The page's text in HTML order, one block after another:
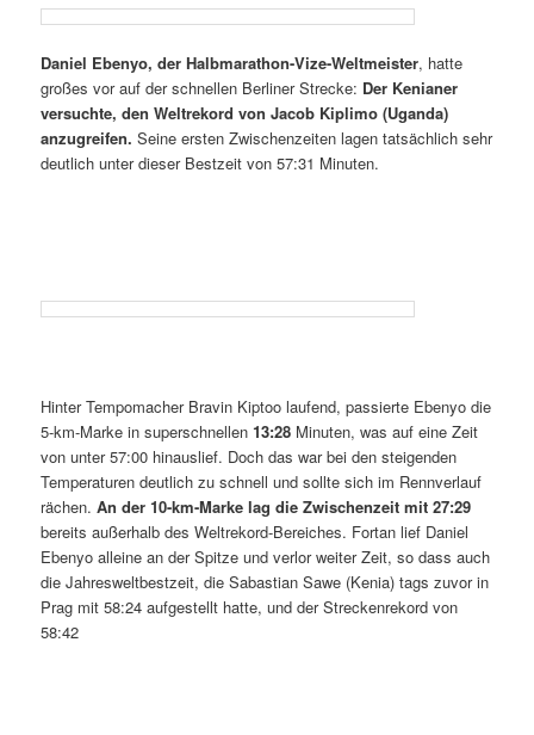
Daniel Ebenyo, der Halbmarathon-Vize-Weltmeister, hatte
großes vor auf der schnellen Berliner Strecke: Der Kenianer
versuchte, den Weltrekord von Jacob Kiplimo (Uganda)
anzugreifen. Seine ersten Zwischenzeiten lagen tatsächlich sehr
deutlich unter dieser Bestzeit von 57:31 Minuten.
Hinter Tempomacher Bravin Kiptoo laufend, passierte Ebenyo die
5-km-Marke in superschnellen13:28 Minuten, was auf eine Zeit
von unter 57:00 hinauslief. Doch das war bei den steigenden
Temperaturen deutlich zu schnell und sollte sich im Rennverlauf
rächen.An der 10-km-Marke lag die Zwischenzeit mit 27:29
bereits außerhalb des Weltrekord-Bereiches. Fortan lief Daniel
Ebenyo alleine an der Spitze und verlor weiter Zeit, so dass auch
die Jahresweltbestzeit, die Sabastian Sawe (Kenia) tags zuvor in
Prag mit 58:24 aufgestellt hatte, und der Streckenrekord von
58:42